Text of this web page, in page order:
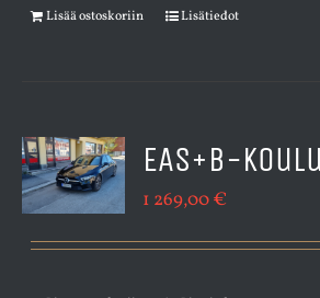
Lisää ostoskoriin Lisätiedot
EAS+B-
1 269,00€